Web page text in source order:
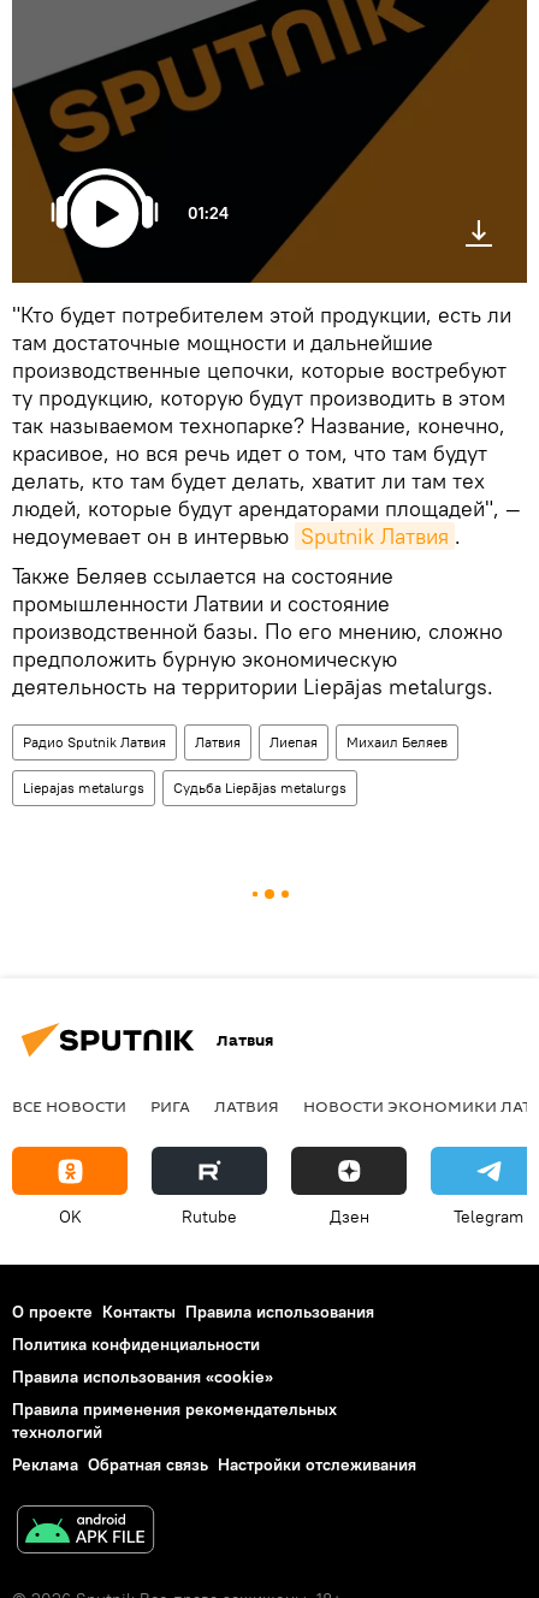
01:24
"Кто будет потребителем этой продукции, есть ли
там достаточные мощности и дальнейшие
производственные цепочки, которые востребуют
ту продукцию, которую будут производить в этом
так называемом технопарке? Название, конечно,
красивое, но вся речь идет о том, что там будут
делать, кто там будет делать, хватит ли там тех
людей, которые будут арендаторами площадей", —
недоумевает он в интервью Sputnik Латвия .
Также Беляев ссылается на состояние
промышленности Латвии и состояние
производственной базы. По его мнению, сложно
предположить бурную экономическую
деятельность на территории Liepājas metalurgs.
Радио Sputnik Латвия Латвия Лиепая Михаил Беляев
Liepajas metalurgs Судьба Liepājas metalurgs
Латвия
ВСЕ НОВОСТИ РИГА ЛАТВИЯ НОВОСТИ ЭКОНОМИКИ
OK Rutube Дзен Telegram
О проекте Контакты Правила использования
Политика конфиденциальности
Правила использования «cookie»
Правила применения рекомендательных
технологий
Реклама Обратная связь Настройки отслеживания